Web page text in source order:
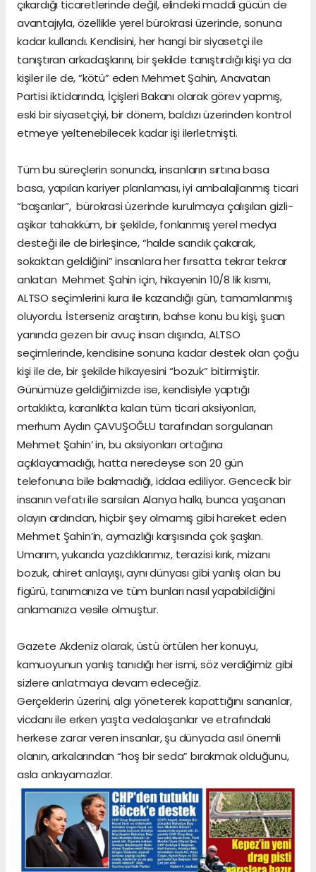
çıkardığı ticaretlerinde değil, elindeki maddi gücün de
avantajıyla, özellikle yerel bürokrasi üzerinde, sonuna
kadar kullandı. Kendisini, her hangi bir siyasetçi ile
tanıştıran arkadaşlarını, bir şekilde tanıştırdığı kişi ya da
kişiler ile de, “kötü” eden Mehmet Şahin, Anavatan
Partisi iktidarında, İçişleri Bakanı olarak görev yapmış,
eski bir siyasetçiyi, bir dönem, baldızı üzerinden kontrol
etmeye yeltenebilecek kadar işi ilerletmişti.
Tüm bu süreçlerin sonunda, insanların sırtına basa
basa, yapılan kariyer planlaması, iyi ambalajlanmış ticari
“başarılar”, bürokrasi üzerinde kurulmaya çalışılan gizli-
aşikar tahakküm, bir şekilde, fonlanmış yerel medya
desteği ile de birleşince, “halde sandık çakarak,
sokaktan geldiğini” insanlara her fırsatta tekrar tekrar
anlatan Mehmet Şahin için, hikayenin 10/8 lik kısmı,
ALTSO seçimlerini kura ile kazandığı gün, tamamlanmış
oluyordu. İsterseniz araştırın, bahse konu bu kişi, şuan
yanında gezen bir avuç insan dışında, ALTSO
seçimlerinde, kendisine sonuna kadar destek olan çoğu
kişi ile de, bir şekilde hikayesini “bozuk” bitirmiştir.
Günümüze geldiğimizde ise, kendisiyle yaptığı
ortaklıkta, karanlıkta kalan tüm ticari aksiyonları,
merhum Aydın ÇAVUŞOĞLU tarafından sorgulanan
Mehmet Şahin’ in, bu aksiyonları ortağına
açıklayamadığı, hatta neredeyse son 20 gün
telefonuna bile bakmadığı, iddaa ediliyor. Gencecik bir
insanın vefatı ile sarsılan Alanya halkı, bunca yaşanan
olayın ardından, hiçbir şey olmamış gibi hareket eden
Mehmet Şahin’in, aymazlığı karşısında çok şaşkın.
Umarım, yukarıda yazdıklarımız, terazisi kırık, mizanı
bozuk, ahiret anlayışı, aynı dünyası gibi yanlış olan bu
figürü, tanımanıza ve tüm bunları nasıl yapabildiğini
anlamanıza vesile olmuştur.
Gazete Akdeniz olarak, üstü örtülen her konuyu,
kamuoyunun yanlış tanıdığı her ismi, söz verdiğimiz gibi
sizlere anlatmaya devam edeceğiz.
Gerçeklerin üzerini, algı yöneterek kapattığını sananlar,
vicdanı ile erken yaşta vedalaşanlar ve etrafındaki
herkese zarar veren insanlar, şu dünyada asıl önemli
olanın, arkalarından “hoş bir seda” bırakmak olduğunu,
asla anlayamazlar.